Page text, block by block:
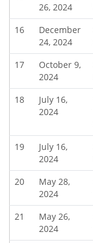
26, 2024
16
December
24, 2024
17
October 9,
2024
18
July 16,
2024
19
July 16,
2024
20
May 28,
2024
21
May 26,
2024